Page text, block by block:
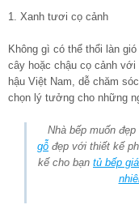
1. Xanh tươi cọ cảnh
Không gì có thể thổi làn
cây hoặc chậu cọ cảnh
hậu Việt Nam, dễ chăm
chọn lý tưởng cho những
Nhà bếp muốn
gỗ đẹp với thiết kế
kế cho bạn tủ bếp